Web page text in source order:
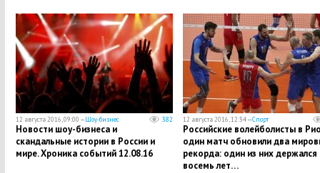
12 августа 2016, 09:00 —Шоу-бизнес 382
Новости шоу-бизнеса и
скандальные истории в России и
мире. Хроника событий 12.08.16
12 августа 2016, 12:34 —Спорт
Российские волейболисты в
один матч обновили два
рекорда: один из них держался
восемь лет…